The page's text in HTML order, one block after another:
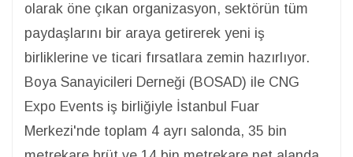
olarak öne çıkan organizasyon, sektörün tüm
paydaşlarını bir araya getirerek yeni iş
birliklerine ve ticari fırsatlara zemin hazırlıyor.
Boya Sanayicileri Derneği (BOSAD) ile CNG
Expo Events iş birliğiyle İstanbul Fuar
Merkezi'nde toplam 4 ayrı salonda, 35 bin